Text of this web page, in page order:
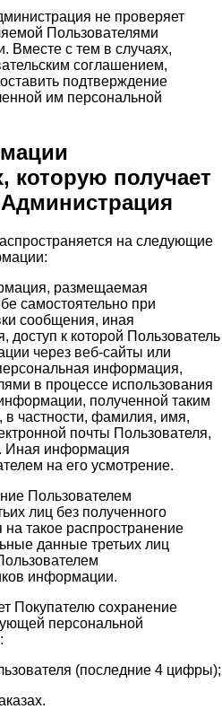
не проверяет
Пользователями
Вместе с тем в случаях,
соглашением,
подтверждение
им персональной
которую получает
на следующие
размещаемая
самостоятельно при
сообщения, иная
к которой Пользователь
через веб-сайты или
информация,
в процессе использования
полученной таким
в частности, фамилия, имя,
почты Пользователя,
Иная информация
на его усмотрение.
Пользователем
лиц без полученного
такое распространение
данные третьих лиц
информации.
Покупателю сохранение
персональной
(последние 4 цифры);